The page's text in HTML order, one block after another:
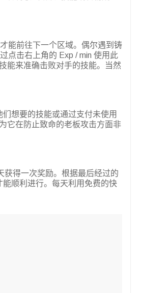
能前往下一个区域。偶尔遇到铸
点击右上角的 Exp / min 使用此
能来准确击败对手的技能。当然
想要的技能或通过支付未使用
它在防止致命的老板攻击方面非
获得一次奖励。根据最后经过的
顺利进行。每天利用免费的快